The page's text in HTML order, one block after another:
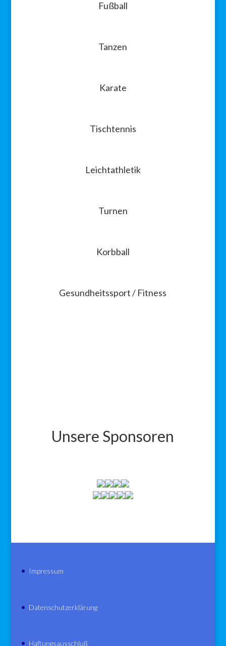
Fußball
Tanzen
Karate
Tischtennis
Leichtathletik
Turnen
Korbball
Gesundheitssport / Fitness
Unsere Sponsoren
Impressum
Datenschutzerklärung
Haftungsausschluß